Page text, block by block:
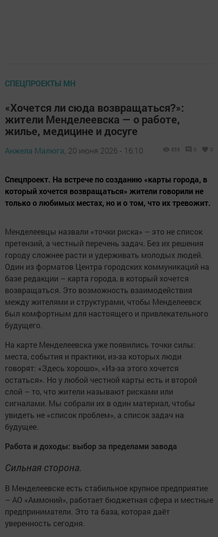
СПЕЦПРОЕКТЫ МН
«Хочется ли сюда возвращаться?»:
жители Менделеевска — о работе,
жилье, медицине и досуге
Анжела Малюга, 20 июня 2026 - 16:10 855 0 0
Спецпроект. На встрече по созданию «карты города, в
который хочется возвращаться» жители говорили не
только о любимых местах, но и о том, что их тревожит.
Менделеевцы назвали «точки риска» – это не список
претензий, а честный перечень задач. Без их решения
городу сложнее расти и удерживать молодых людей.
Один из форматов Центра городских коммуникаций на
базе редакции – карта города, в который хочется
возвращаться. Это возможность взаимодействия
между жителями и структурами, чтобы Менделеевск
был комфортным для настоящего и привлекательного
будущего.
На карте Менделеевска уже появились точки силы:
места, события и практики, из-за которых люди
говорят: «Здесь хорошо», «Из-за этого хочется
остаться». Но у любой честной карты есть и второй
слой – то, что жители называют рисками или
сигналами. Мы собрали их в один материал, чтобы
увидеть не «список проблем», а список задач на
будущее.
Работа и доходы: выбор за пределами завода
Сильная сторона.
В Менделеевске есть стабильное крупное предприятие
– АО «Аммоний», работает бюджетная сфера и местные
предприниматели. Это та база, которая даёт
уверенность сегодня.